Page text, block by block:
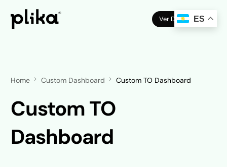
Ver Demo
Home Custom Dashboard Custom TO Dashboard
Custom TO
Dashboard
ES